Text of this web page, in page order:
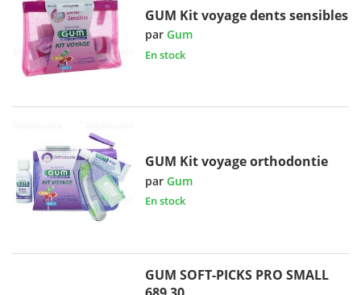
GUM Kit voyage dents sensibles
parGum
En stock
GUM Kit voyage orthodontie
parGum
En stock
GUM SOFT-PICKS PRO SMALL